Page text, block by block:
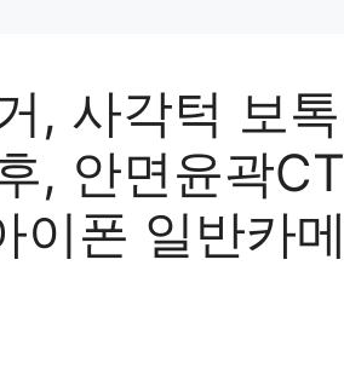
, 사각턱 보톡
, 안면윤곽CT
이폰 일반카메